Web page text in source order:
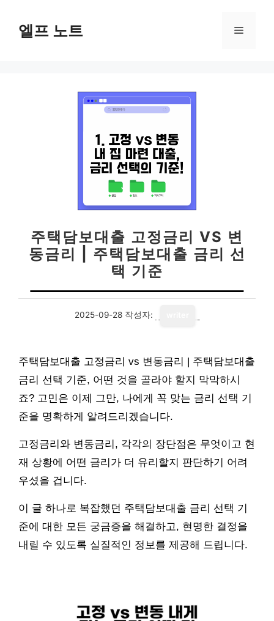
엘프 노트 메
주택담보대출 고정금리 VS 변
동금리 | 주택담보대출 금리 선
택 기준
2025-09-28 작성자:
주택담보대출 고정금리 vs 변동금리 | 주택담보대출
금리 선택 기준, 어떤 것을 골라야 할지 막막하시
죠? 고민은 이제 그만, 나에게 꼭 맞는 금리 선택 기
준을 명확하게 알려드리겠습니다.
고정금리와 변동금리, 각각의 장단점은 무엇이고 현
재 상황에 어떤 금리가 더 유리할지 판단하기 어려
우셨을 겁니다.
이 글 하나로 복잡했던 주택담보대출 금리 선택 기
준에 대한 모든 궁금증을 해결하고, 현명한 결정을
내릴 수 있도록 실질적인 정보를 제공해 드립니다.